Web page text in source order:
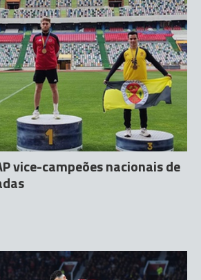
vice-campeões nacionais de